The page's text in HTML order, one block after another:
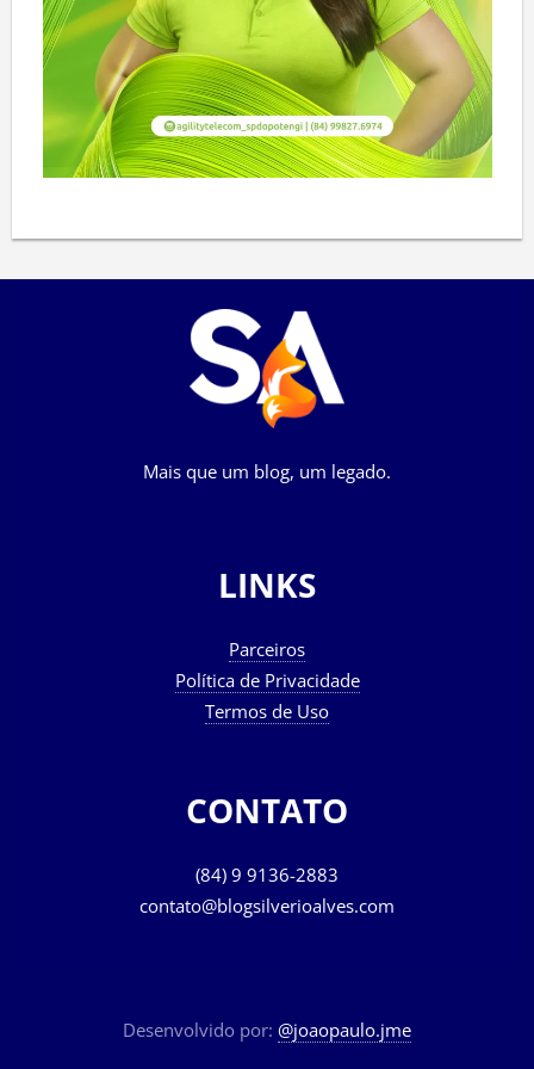
Mais que um blog, um legado.
LINKS
Parceiros
Política de Privacidade
Termos de Uso
CONTATO
(84) 9 9136-2883
contato@blogsilverioalves.com
Desenvolvido por: @joaopaulo.jme